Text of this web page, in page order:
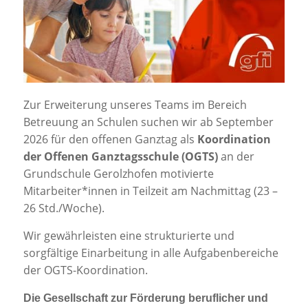
Jobportal
Presse und Medien
bbw e. V.
Karriere
Presse
News Archiv
Zur Erweiterung unseres Teams im Bereich
Betreuung an Schulen suchen wir ab September
2026 für den offenen Ganztag als Koordination
der Offenen Ganztagsschule (OGTS)an der
Grundschule Gerolzhofen motivierte
Mitarbeiter*innen in Teilzeit am Nachmittag (23 –
26 Std./Woche).
Wir gewährleisten eine strukturierte und
sorgfältige Einarbeitung in alle Aufgabenbereiche
der OGTS-Koordination.
Die Gesellschaft zur Förderung beruflicher und